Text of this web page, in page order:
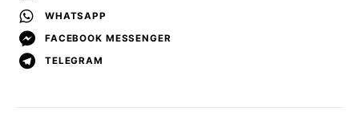
WHATSAPP
FACEBOOK MESSENGER
TELEGRAM